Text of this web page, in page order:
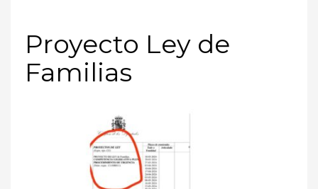
Proyecto Ley de
Familias